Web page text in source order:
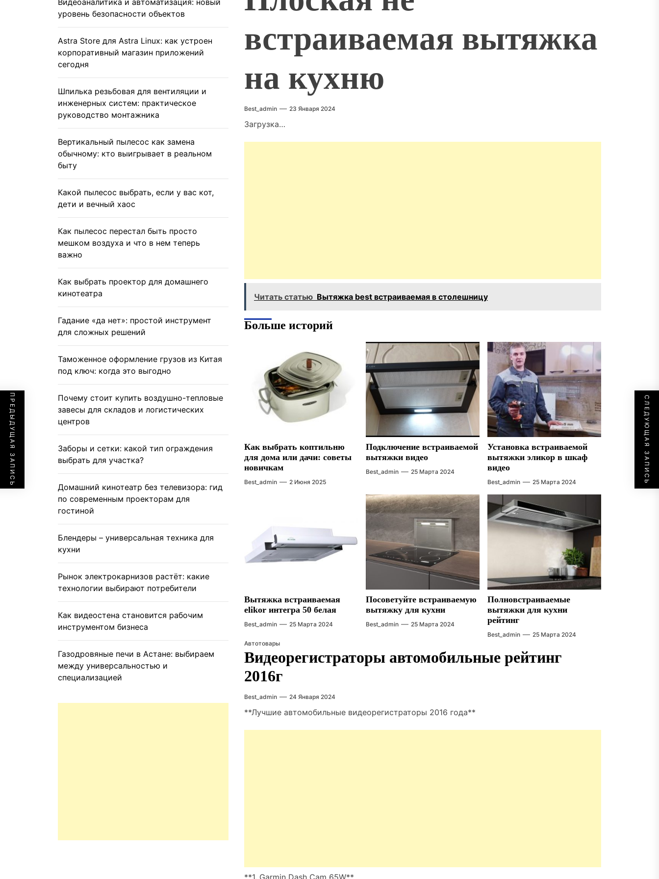
встраиваемая вытяжка
на кухню
Best_admin 23 Января 2024
Загрузка…
Читать статью Вытяжка best встраиваемая в столешницу
ПРЕДЫДУЩАЯ ЗАПИСЬ СЛЕДУЮЩАЯ ЗАПИСЬ
Больше историй
Как выбрать коптильню
для дома или дачи: советы
новичкам
Best_admin 2 Июня 2025
Подключение встраиваемой
вытяжки видео
Best_admin 25 Марта 2024
Установка встраиваемой
вытяжки эликор в шкаф
видео
Best_admin 25 Марта 2024
Вытяжка встраиваемая
elikor интегра 50 белая
Best_admin 25 Марта 2024
Посоветуйте встраиваемую
вытяжку для кухни
Best_admin 25 Марта 2024
Полновстраиваемые
вытяжки для кухни
рейтинг
Best_admin
25 Марта 2024
Автотовары
Видеорегистраторы автомобильные рейтинг
2016г
Best_admin 24 Января 2024
**Лучшие автомобильные видеорегистраторы 2016 года**
**1. Garmin Dash Cam 65W**
Видеоаналитика и автоматизация: новый
уровень безопасности объектов
Astra Store для Astra Linux: как устроен
корпоративный магазин приложений
сегодня
Шпилька резьбовая для вентиляции и
инженерных систем: практическое
руководство монтажника
Вертикальный пылесос как замена
обычному: кто выигрывает в реальном
быту
Какой пылесос выбрать, если у вас кот,
дети и вечный хаос
Как пылесос перестал быть просто
мешком воздуха и что в нем теперь
важно
Как выбрать проектор для домашнего
кинотеатра
Гадание «да нет»: простой инструмент
для сложных решений
Таможенное оформление грузов из Китая
под ключ: когда это выгодно
Почему стоит купить воздушно-тепловые
завесы для складов и логистических
центров
Заборы и сетки: какой тип ограждения
выбрать для участка?
Домашний кинотеатр без телевизора: гид
по современным проекторам для
гостиной
Блендеры – универсальная техника для
кухни
Рынок электрокарнизов растёт: какие
технологии выбирают потребители
Как видеостена становится рабочим
инструментом бизнеса
Газодровяные печи в Астане: выбираем
между универсальностью и
специализацией